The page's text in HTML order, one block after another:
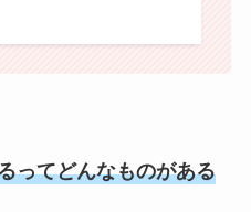
ってどんなものがある